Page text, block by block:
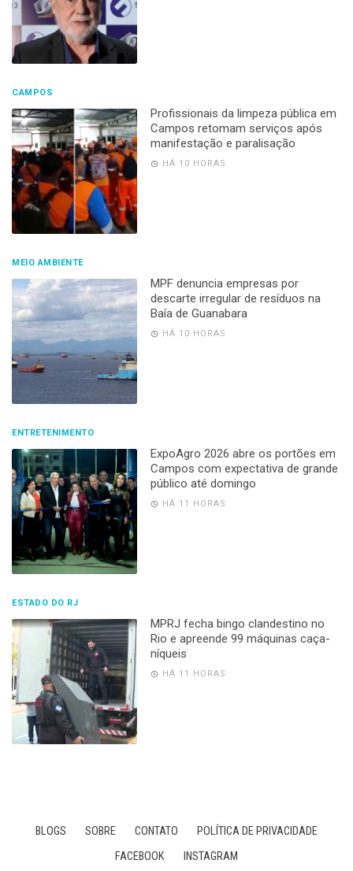
CAMPOS
Profissionais da limpeza pública em
Campos retomam serviços após
manifestação e paralisação
HÁ 10 HORAS
MEIO AMBIENTE
MPF denuncia empresas por
descarte irregular de resíduos na
Baía de Guanabara
HÁ 10 HORAS
ENTRETENIMENTO
ExpoAgro 2026 abre os portões em
Campos com expectativa de grande
público até domingo
HÁ 11 HORAS
ESTADO DO RJ
MPRJ fecha bingo clandestino no
Rio e apreende 99 máquinas caça-
níqueis
HÁ 11 HORAS
BLOGS SOBRE CONTATO
POLÍTICA DE PRIVACIDADE
FACEBOOK
INSTAGRAM